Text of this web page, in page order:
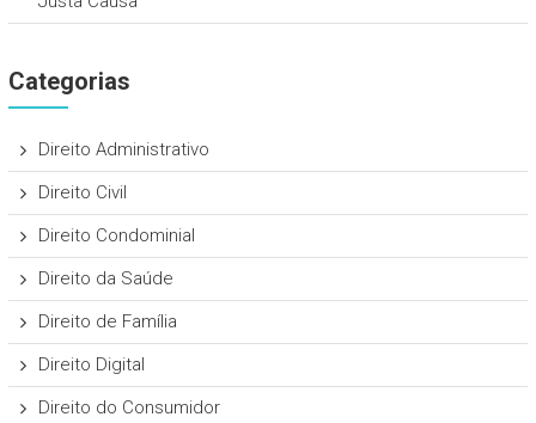
Categorias
Direito Administrativo
Direito Civil
Direito Condominial
Direito da Saúde
Direito de Família
Direito Digital
Direito do Consumidor